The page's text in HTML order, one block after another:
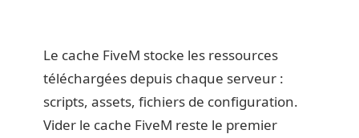
Le cache FiveM stocke les ressources
téléchargées depuis chaque serveur :
scripts, assets, fichiers de configuration.
Vider le cache FiveM reste le premier